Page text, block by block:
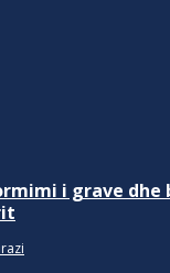
i grave dhe